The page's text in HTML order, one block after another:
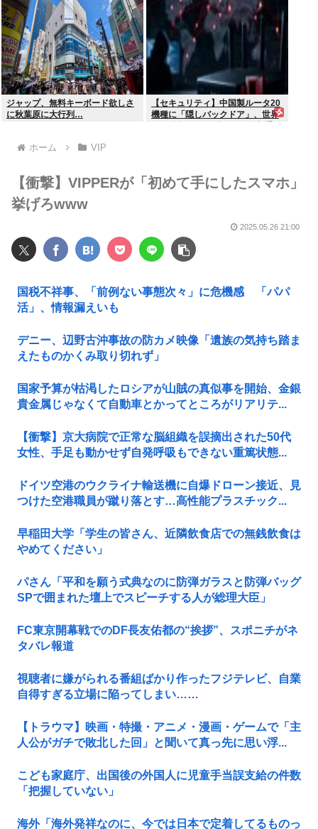
ジャップ、無料キーボード欲しさ
に秋葉原に大行列…
【セキュリティ】中国製ルータ20
機種に「隠しバックドア」、世界
ホーム VIP
【衝撃】VIPPERが「初めて手にしたスマホ」
挙げろwww
2025.05.26 21:00
国税不祥事、「前例ない事態次々」に危機感 「パパ
活」、情報漏えいも
デニー、辺野古沖事故の防カメ映像「遺族の気持ち踏ま
えたものかくみ取り切れず」
国家予算が枯渇したロシアが山賊の真似事を開始、金銀
貴金属じゃなくて自動車とかってところがリアリテ...
【衝撃】京大病院で正常な脳組織を誤摘出された50代
女性、手足も動かせず自発呼吸もできない重篤状態...
ドイツ空港のウクライナ輸送機に自爆ドローン接近、見
つけた空港職員が蹴り落とす…高性能プラスチック...
早稲田大学「学生の皆さん、近隣飲食店での無銭飲食は
やめてください」
パさん「平和を願う式典なのに防弾ガラスと防弾バッグ
SPで囲まれた壇上でスピーチする人が総理大臣」
FC東京開幕戦でのDF長友佑都の“挨拶”、スポニチがネ
タバレ報道
視聴者に嫌がられる番組ばかり作ったフジテレビ、自業
自得すぎる立場に陥ってしまい……
【トラウマ】映画・特撮・アニメ・漫画・ゲームで「主
人公がガチで敗北した回」と聞いて真っ先に思い浮...
こども家庭庁、出国後の外国人に児童手当誤支給の件数
「把握していない」
海外「海外発祥なのに、今では日本で定着してるものっ